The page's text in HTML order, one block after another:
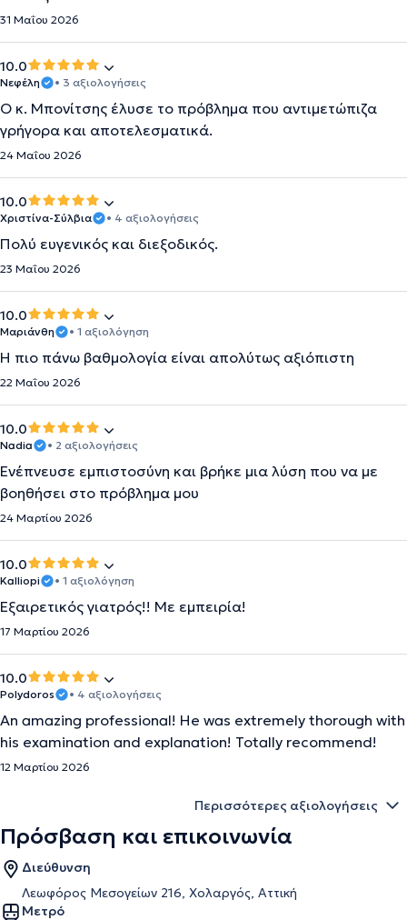
31 Μαΐου 2026
10.0
Νεφέλη • 3 αξιολογήσεις
Ο κ. Μπονίτσης έλυσε το πρόβλημα που αντιμετώπιζα
γρήγορα και αποτελεσματικά.
24 Μαΐου 2026
10.0
Χριστίνα-Σύλβια • 4 αξιολογήσεις
Πολύ ευγενικός και διεξοδικός.
23 Μαΐου 2026
10.0
Μαριάνθη • 1 αξιολόγηση
Η πιο πάνω βαθμολογία είναι απολύτως αξιόπιστη
22 Μαΐου 2026
10.0
Nadia • 2 αξιολογήσεις
Ενέπνευσε εμπιστοσύνη και βρήκε μια λύση που να με
βοηθήσει στο πρόβλημα μου
24 Μαρτίου 2026
10.0
Kalliopi • 1 αξιολόγηση
Εξαιρετικός γιατρός!! Με εμπειρία!
17 Μαρτίου 2026
10.0
Polydoros • 4 αξιολογήσεις
An amazing professional! He was extremely thorough with
his examination and explanation! Totally recommend!
12 Μαρτίου 2026
Περισσότερες αξιολογήσεις
Πρόσβαση και επικοινωνία
Διεύθυνση
Λεωφόρος Μεσογείων 216, Χολαργός, Αττική
Μετρό